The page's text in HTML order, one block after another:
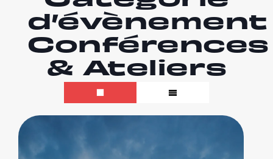
d’évènement
Conférences
& Ateliers